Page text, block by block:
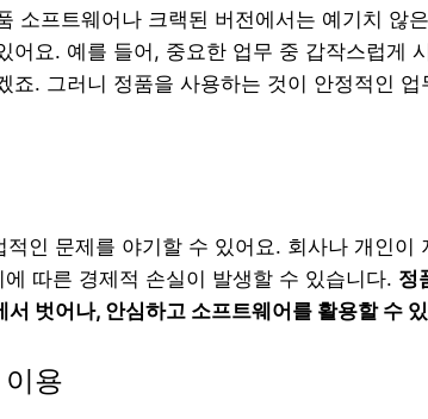
소프트웨어나 크랙된 버전에서는 예기치 않
어요. 예를 들어, 중요한 업무 중 갑작스럽게
죠. 그러니 정품을 사용하는 것이 안정적인 업
인 문제를 야기할 수 있어요. 회사나 개인이
따른 경제적 손실이 발생할 수 있습니다. 정
벗어나, 안심하고 소프트웨어를 활용할 수
용